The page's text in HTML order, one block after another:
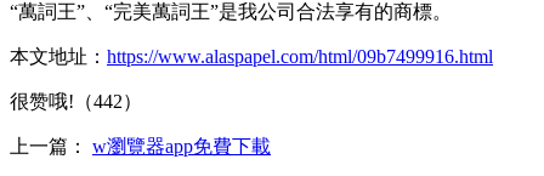
“萬詞王”、“完美萬詞王”是我公司合法享有的商標。
本文地址： https://www.alaspapel.com/html/09b7499916.html
很赞哦!（442）
上一篇： w瀏覽器app免費下載